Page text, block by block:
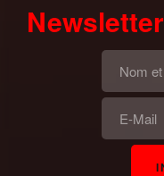
Newsletter